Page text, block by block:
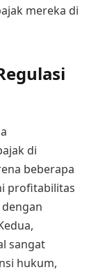
mereka di
di
beberapa
profitabilitas
sangat
hukum,